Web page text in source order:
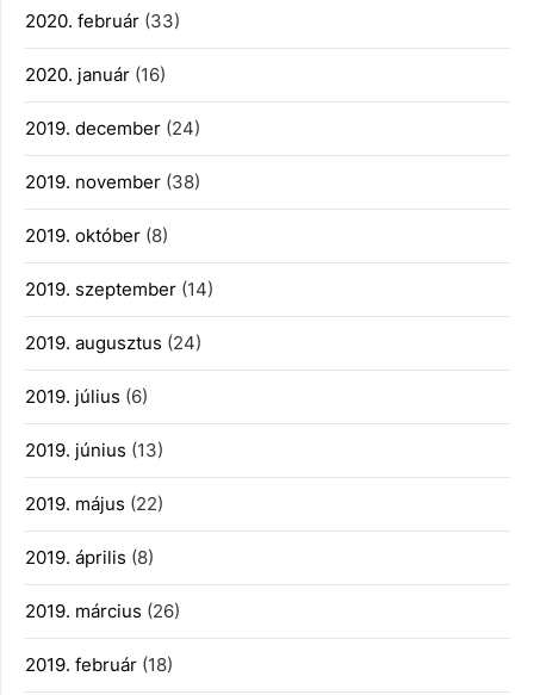
2020. február (33)
2020. január (16)
2019. december (24)
2019. november (38)
2019. október (8)
2019. szeptember (14)
2019. augusztus (24)
2019. július (6)
2019. június (13)
2019. május (22)
2019. április (8)
2019. március (26)
2019. február (18)